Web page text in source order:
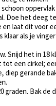
Doe het deeg
laat dit voor
klaar als je
Snijd het in 18
tot een cirkel;
diep gerande
graden. Bak de